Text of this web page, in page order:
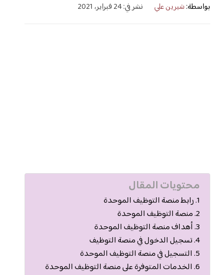
بواسطة:شيرين علي نشر في: 24 فبراير، 2021
محتويات المقال
رابط منصة التوظيف الموحدة
منصة التوظيف الموحدة
أهداف منصة التوظيف الموحدة
تسجيل الدخول في منصة التوظيف
التسجيل في منصة التوظيف الموحدة
الخدمات المتوفرة على منصة التوظيف الموحدة